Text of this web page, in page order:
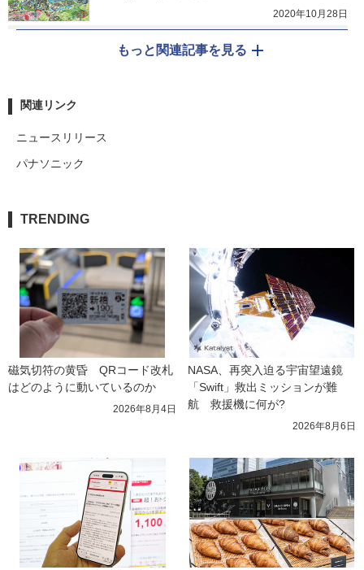
2020年10月28日
もっと関連記事を見る
関連リンク
ニュースリリース
パナソニック
TRENDING
磁気切符の黄昏　QRコード改札
はどのように動いているのか
2026年8月4日
NASA、再突入迫る宇宙望遠鏡
「Swift」救出ミッションが難
航　救援機に何が?
2026年8月6日